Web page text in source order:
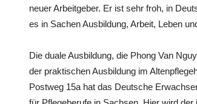
neuer Arbeitgeber. Er ist sehr froh, in
es in Sachen Ausbildung, Arbeit, Leben
Die duale Ausbildung, die Phong Van
der praktischen Ausbildung im
Postweg 15a hat das Deutsche